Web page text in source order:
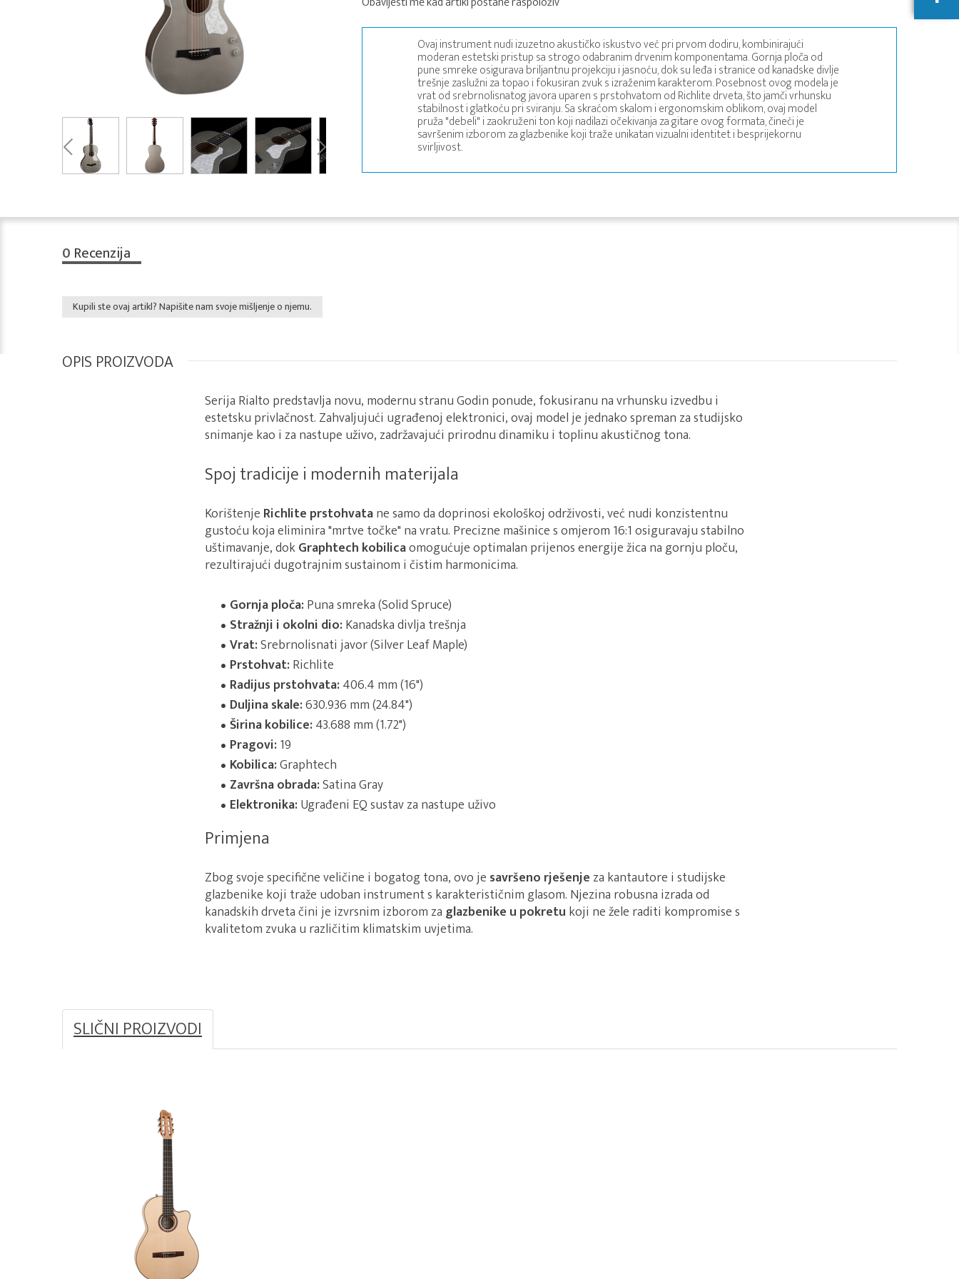
Ovaj instrument nudi izuzetno akustičko iskustvo već pri prvom dodiru, kombinirajući
moderan estetski pristup sa strogo odabranim drvenim komponentama. Gornja ploča od
pune smreke osigurava briljantnu projekciju i jasnoću, dok su leđa i stranice od kanadske divlje
trešnje zaslužni za topao i fokusiran zvuk s izraženim karakterom. Posebnost ovog modela je
vrat od srebrnolisnatog javora uparen s prstohvatom od Richlite drveta, što jamči vrhunsku
stabilnost i glatkoću pri sviranju. Sa skraćom skalom i ergonomskim oblikom, ovaj model
pruža "debeli" i zaokruženi ton koji nadilazi očekivanja za gitare ovog formata, čineći je
savršenim izborom za glazbenike koji traže unikatan vizualni identitet i besprijekornu
svirljivost.
0 Recenzija
Kupili ste ovaj artikl? Napišite nam svoje mišljenje o njemu.
OPIS PROIZVODA
Serija Rialto predstavlja novu, modernu stranu Godin ponude, fokusiranu na vrhunsku izvedbu i
estetsku privlačnost. Zahvaljujući ugrađenoj elektronici, ovaj model je jednako spreman za studijsko
snimanje kao i za nastupe uživo, zadržavajući prirodnu dinamiku i toplinu akustičnog tona.
Spoj tradicije i modernih materijala
Korištenje Richlite prstohvatane samo da doprinosi ekološkoj održivosti, već nudi konzistentnu
gustoću koja eliminira "mrtve točke" na vratu. Precizne mašinice s omjerom 16:1 osiguravaju stabilno
uštimavanje, dokGraphtech kobilicaomogućuje optimalan prijenos energije žica na gornju ploču,
rezultirajući dugotrajnim sustainom i čistim harmonicima.
Gornja ploča:Puna smreka (Solid Spruce)
Stražnji i okolni dio:Kanadska divlja trešnja
Vrat:Srebrnolisnati javor (Silver Leaf Maple)
Prstohvat:Richlite
Radijus prstohvata:406.4 mm (16")
Duljina skale:630.936 mm (24.84")
Širina kobilice:43.688 mm (1.72")
Pragovi:19
Kobilica:Graphtech
Završna obrada:Satina Gray
Elektronika:Ugrađeni EQ sustav za nastupe uživo
Primjena
Zbog svoje specifične veličine i bogatog tona, ovo je savršeno rješenje za kantautore i studijske
glazbenike koji traže udoban instrument s karakterističnim glasom. Njezina robusna izrada od
kanadskih drveta čini je izvrsnim izborom za glazbenike u pokretu koji ne žele raditi kompromise s
kvalitetom zvuka u različitim klimatskim uvjetima.
SLIČNI PROIZVODI